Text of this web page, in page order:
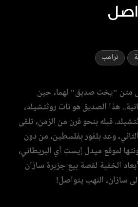
ترامب
متن "يخت صديق" لهما، حين
هذا الصديق هو نات روثتشيلد،
قبله بنحو قرن من الزمن، تلقى
وعد بلفور بفلسطين، من دون
لموقع ميدل إيست آي البريطاني،
الخفية لقصة بيع جزيرة سازان
سازان، النهب يتواصل!